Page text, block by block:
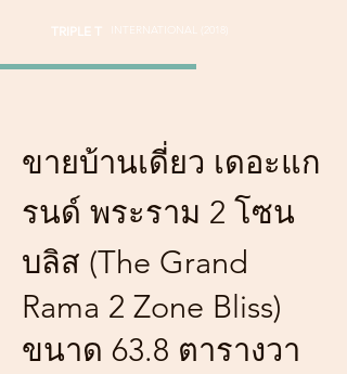
TRIPLE T INTERNATIONAL (2018)
ขายบ้านเดี่ยว เดอะแก
รนด์ พระราม 2 โซน
บลิส (The Grand
Rama 2 Zone Bliss)
ขนาด 63.8 ตารางวา